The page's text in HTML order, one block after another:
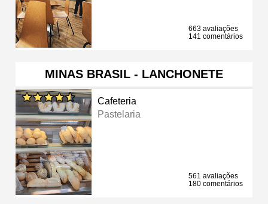
663 avaliações
141 comentários
MINAS BRASIL - LANCHONETE
Cafeteria
Pastelaria
561 avaliações
180 comentários